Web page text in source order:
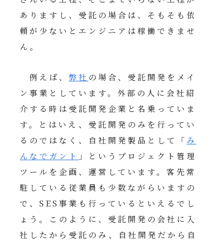
ありますし、受託の場合は、そもそも依
頼が少ないとエンジニアは稼働できませ
ん。
例えば、 弊社 の場合、受託開発をメイ
ン事業としています。外部の人に会社紹
介する時は受託開発企業と名乗っていま
す。とはいえ、受託開発のみを行ってい
るのではなく、自社開発製品として「 み
んなでガント 」というプロジェクト管理
ツールを企画、運営しています。客先常
駐している従業員も少数ながらいますの
で、SES事業も行っているといえるでし
ょう。このように、受託開発の会社に入
社したから受託のみ、自社開発だから自